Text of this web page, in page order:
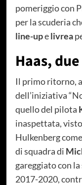
pomeriggio con
per la scuderia
line-upelivrea
Haas,
Il primo ritorno,
dell’iniziativa
quello del pilota
inaspettata,
Hulkenberg
di squadra di
gareggiato con
2017-2020,